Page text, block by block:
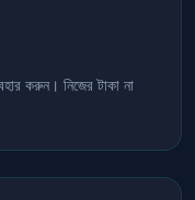
করুন। নিজের টাকা না